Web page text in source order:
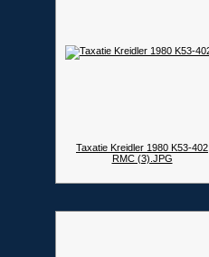
Taxatie Kreidler 1980 K53-402
RMC (3).JPG